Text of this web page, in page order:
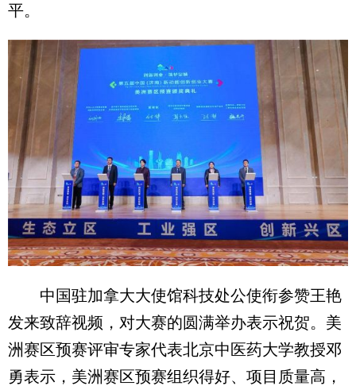
平。
中国驻加拿大大使馆科技处公使衔参赞王艳
发来致辞视频，对大赛的圆满举办表示祝贺。美
洲赛区预赛评审专家代表北京中医药大学教授邓
勇表示，美洲赛区预赛组织得好、项目质量高，